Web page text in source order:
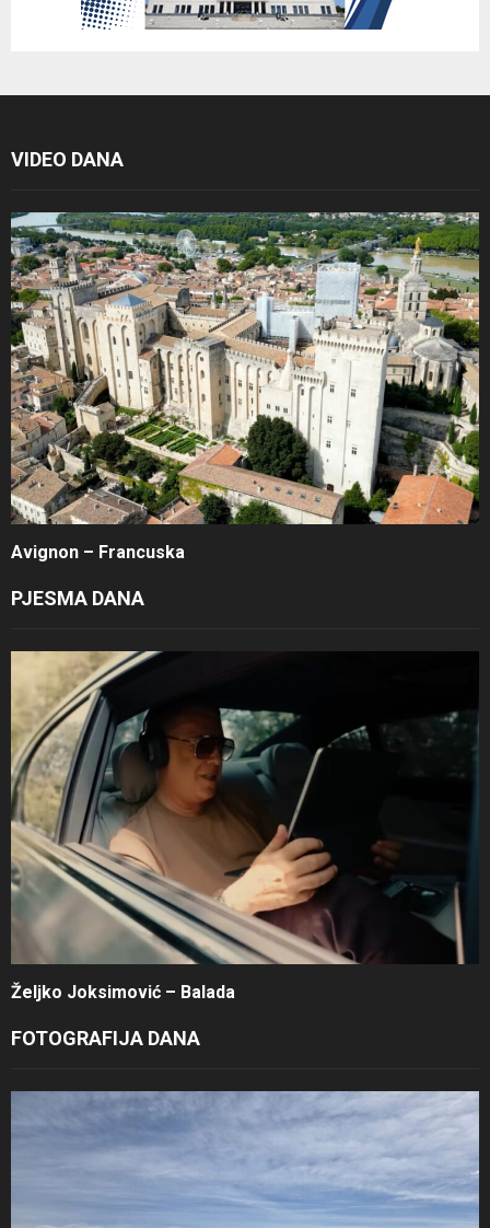
VIDEO DANA
Avignon – Francuska
PJESMA DANA
Željko Joksimović – Balada
FOTOGRAFIJA DANA